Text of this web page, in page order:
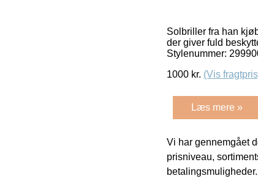
Solbriller fra han
der giver fuld
Stylenummer:
1000 kr. (Vis
Læs mere »
Vi har gennemgået
prisniveau,
betalingsmuligheder.